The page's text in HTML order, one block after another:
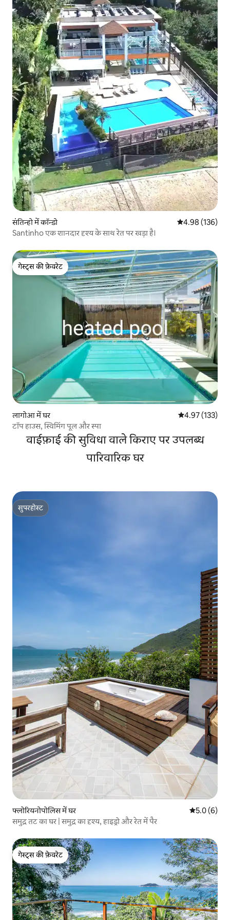
संतिन्हो में कॉन्डो औसत रेटिंग 5 में से
4.98 (136)
Santinho एक शानदार दृश्य के साथ रेत पर खड़ा है।
गेस्ट्स की फ़ेवरेट
गेस्ट्स की फ़ेवरेट
लागोआ में घर औसत रेटिंग 5 में से
4.97 (133)
टॉप हाउस, स्विमिंग पूल और स्पा
वाईफ़ाई की सुविधा वाले किराए पर उपलब्ध
पारिवारिक घर
सुपरहोस्ट
सुपरहोस्ट
फ्लोरियनोपोलिस में घर औसत रेटिंग 5
5.0 (6)
समुद्र तट का घर | समुद्र का दृश्य, हाइड्रो और रेत में पैर
गेस्ट्स की फ़ेवरेट
गेस्ट्स की फ़ेवरेट